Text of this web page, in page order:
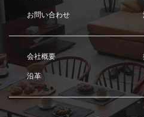
お問い合わせ
会社概要
沿革